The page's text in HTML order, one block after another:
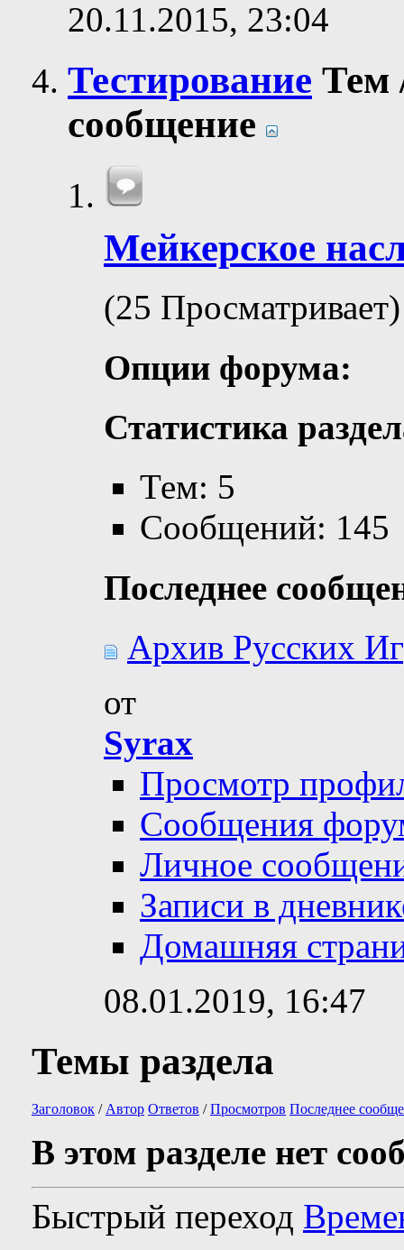
20.11.2015, 23:04
Тестирование Тем
сообщение
Мейкерское
(25 Просматривает)
Опции форума:
Статистика
Тем: 5
Сообщений: 145
Последнее
Архив Русских
от
Syrax
Просмотр
Сообщения
Личное
Записи в
Домашняя
08.01.2019, 16:47
Темы раздела
Заголовок / Автор Ответов /Просмотров Последнее
В этом разделе нет
Быстрый переход